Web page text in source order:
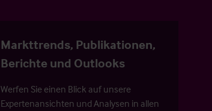
Markttrends, Publikationen,
Berichte und Outlooks
Werfen Sie einen Blick auf unsere
Expertenansichten und Analysen in allen